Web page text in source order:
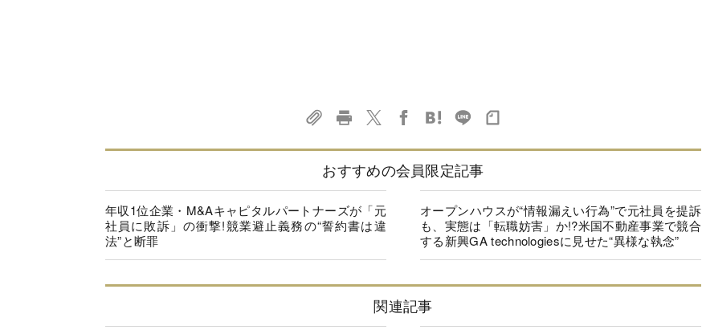
おすすめの会員限定記事
年収1位企業・M&Aキャピタルパートナーズが「元
社員に敗訴」の衝撃!競業避止義務の“誓約書は違
法”と断罪
オープンハウスが“情報漏えい行為”で元社員を提訴
も、実態は「転職妨害」か!?米国不動産事業で競合
する新興GA technologiesに見せた“異様な執念”
関連記事